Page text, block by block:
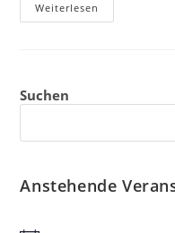
Weiterlesen
Der
Suchen
Anstehende